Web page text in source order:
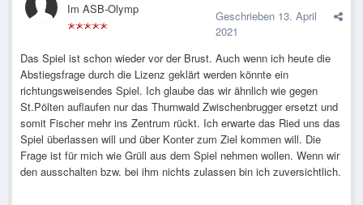
Im ASB-Olymp Geschrieben 13. April
2021
Das Spiel ist schon wieder vor der Brust. Auch wenn ich heute die
Abstiegsfrage durch die Lizenz geklärt werden könnte ein
richtungsweisendes Spiel. Ich glaube das wir ähnlich wie gegen
St.Pölten auflaufen nur das Thurnwald Zwischenbrugger ersetzt und
somit Fischer mehr ins Zentrum rückt. Ich erwarte das Ried uns das
Spiel überlassen will und über Konter zum Ziel kommen will. Die
Frage ist für mich wie Grüll aus dem Spiel nehmen wollen. Wenn wir
den ausschalten bzw. bei ihm nichts zulassen bin ich zuversichtlich.